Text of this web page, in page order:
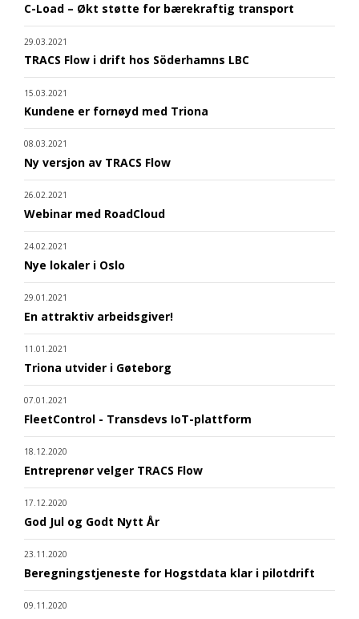
C-Load – Økt støtte for bærekraftig transport
29.03.2021
TRACS Flow i drift hos Söderhamns LBC
15.03.2021
Kundene er fornøyd med Triona
08.03.2021
Ny versjon av TRACS Flow
26.02.2021
Webinar med RoadCloud
24.02.2021
Nye lokaler i Oslo
29.01.2021
En attraktiv arbeidsgiver!
11.01.2021
Triona utvider i Gøteborg
07.01.2021
FleetControl - Transdevs IoT-plattform
18.12.2020
Entreprenør velger TRACS Flow
17.12.2020
God Jul og Godt Nytt År
23.11.2020
Beregningstjeneste for Hogstdata klar i pilotdrift
09.11.2020